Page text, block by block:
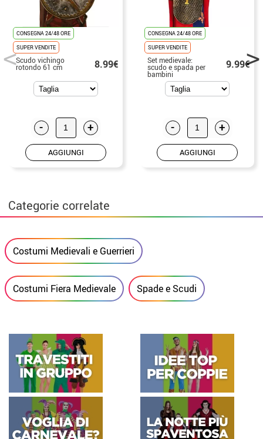
CONSEGNA 24/48 ORE
SUPER VENDITE
Scudo vichingo
rotondo 61 cm 8.99€
- +
AGGIUNGI
CONSEGNA 24/48 ORE
SUPER VENDITE
Set medievale:
scudo e spada per
bambini
9.99€
- +
AGGIUNGI
Categorie correlate
Costumi Medievali e Guerrieri
Costumi Fiera Medievale Spade e Scudi